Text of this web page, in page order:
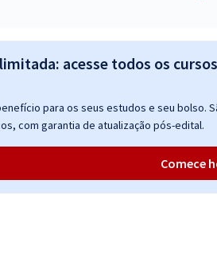
acesse todos os
para os seus estudos e seu bolso.
com garantia de atualização pós-edital.
Comece